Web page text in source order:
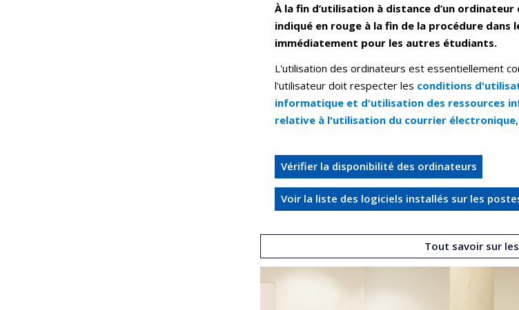
À la fin d’utilisation à distance d’un
indiqué en rouge à la fin de la procédure dans
immédiatement pour les autres étudiants.
L'utilisation des ordinateurs est essentiellement
l'utilisateur doit respecter les conditions
informatique et d'utilisation des ressources
relative à l'utilisation du courrier électronique
Vérifier la disponibilité des ordinateurs
Voir la liste des logiciels installés sur les
Tout savoir sur